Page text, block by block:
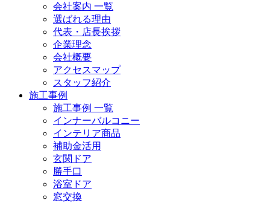
会社案内 一覧
選ばれる理由
代表・店長挨拶
企業理念
会社概要
アクセスマップ
スタッフ紹介
施工事例
施工事例 一覧
インナーバルコニー
インテリア商品
補助金活用
玄関ドア
勝手口
浴室ドア
窓交換